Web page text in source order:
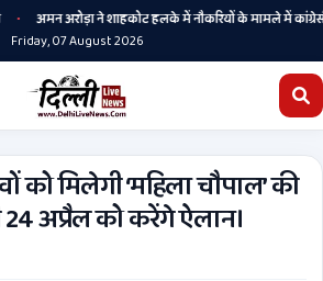
अमन अरोड़ा ने शाहकोट हलके में नौकरियों के मामले में कांग्रेसी
Friday, 07 August 2026
को मिलेगी ‘महिला चौपाल’ की
अप्रैल को करेंगे ऐलान।